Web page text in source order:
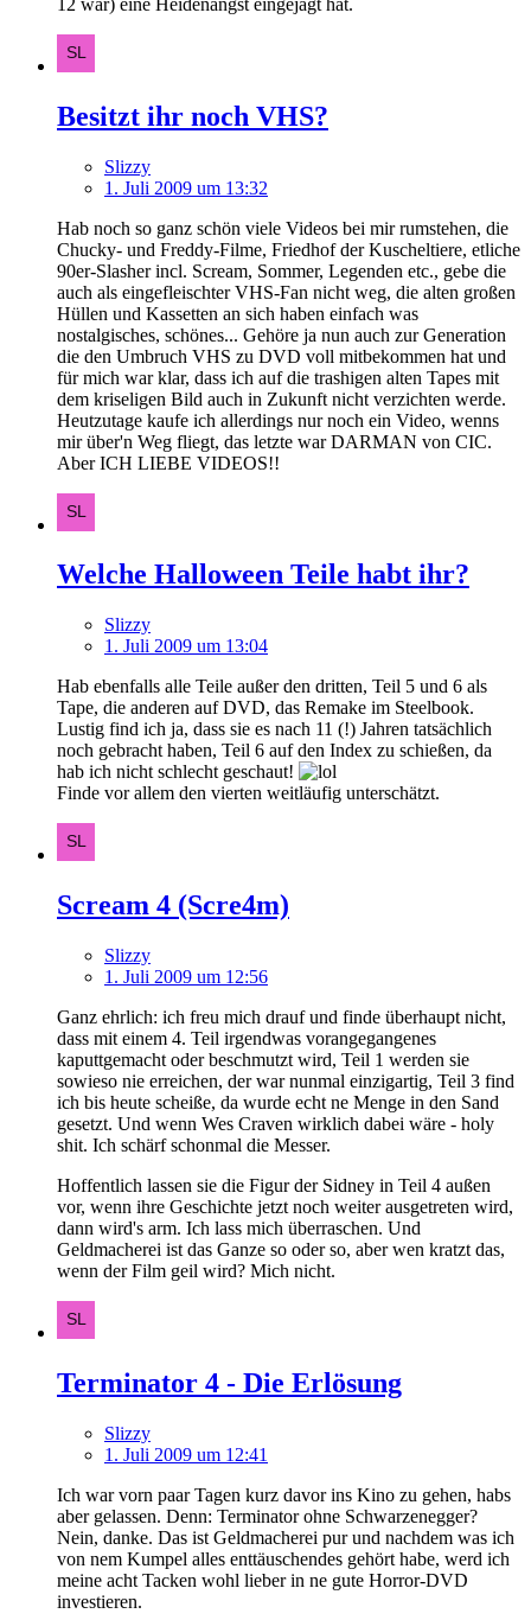
Besitzt ihr noch VHS?
Slizzy
1. Juli 2009 um 13:32
Hab noch so ganz schön viele Videos bei mir rumstehen, die
Chucky- und Freddy-Filme, Friedhof der Kuscheltiere, etliche
90er-Slasher incl. Scream, Sommer, Legenden etc., gebe die
auch als eingefleischter VHS-Fan nicht weg, die alten großen
Hüllen und Kassetten an sich haben einfach was
nostalgisches, schönes... Gehöre ja nun auch zur Generation
die den Umbruch VHS zu DVD voll mitbekommen hat und
für mich war klar, dass ich auf die trashigen alten Tapes mit
dem kriseligen Bild auch in Zukunft nicht verzichten werde.
Heutzutage kaufe ich allerdings nur noch ein Video, wenns
mir über'n Weg fliegt, das letzte war DARMAN von CIC.
Aber ICH LIEBE VIDEOS!!
Welche Halloween Teile habt ihr?
Slizzy
1. Juli 2009 um 13:04
Hab ebenfalls alle Teile außer den dritten, Teil 5 und 6 als
Tape, die anderen auf DVD, das Remake im Steelbook.
Lustig find ich ja, dass sie es nach 11 (!) Jahren tatsächlich
noch gebracht haben, Teil 6 auf den Index zu schießen, da
hab ich nicht schlecht geschaut!
Finde vor allem den vierten weitläufig unterschätzt.
Scream 4 (Scre4m)
Slizzy
1. Juli 2009 um 12:56
Ganz ehrlich: ich freu mich drauf und finde überhaupt nicht,
dass mit einem 4. Teil irgendwas vorangegangenes
kaputtgemacht oder beschmutzt wird, Teil 1 werden sie
sowieso nie erreichen, der war nunmal einzigartig, Teil 3 find
ich bis heute scheiße, da wurde echt ne Menge in den Sand
gesetzt. Und wenn Wes Craven wirklich dabei wäre - holy
shit. Ich schärf schonmal die Messer.
Hoffentlich lassen sie die Figur der Sidney in Teil 4 außen
vor, wenn ihre Geschichte jetzt noch weiter ausgetreten wird,
dann wird's arm. Ich lass mich überraschen. Und
Geldmacherei ist das Ganze so oder so, aber wen kratzt das,
wenn der Film geil wird? Mich nicht.
Terminator 4 - Die Erlösung
Slizzy
1. Juli 2009 um 12:41
Ich war vorn paar Tagen kurz davor ins Kino zu gehen, habs
aber gelassen. Denn: Terminator ohne Schwarzenegger?
Nein, danke. Das ist Geldmacherei pur und nachdem was ich
von nem Kumpel alles enttäuschendes gehört habe, werd ich
meine acht Tacken wohl lieber in ne gute Horror-DVD
investieren.